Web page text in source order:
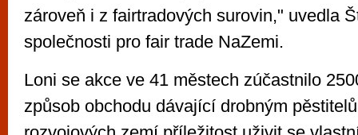
zároveň i z fairtradových surovin," uvedla
společnosti pro fair trade NaZemi.
Loni se akce ve 41 městech zúčastnilo
způsob obchodu dávající drobným